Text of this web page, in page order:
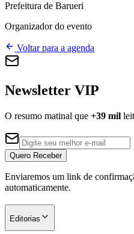
Prefeitura de Barueri
Organizador do evento
Voltar para a agenda
Newsletter VIP
O resumo matinal que +39 mil
Quero Receber
Enviaremos um link de
automaticamente.
Editorias